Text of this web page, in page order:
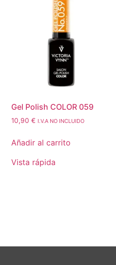
Gel Polish COLOR 059
10,90 € I.V.A NO INCLUIDO
Añadir al carrito
Vista rápida